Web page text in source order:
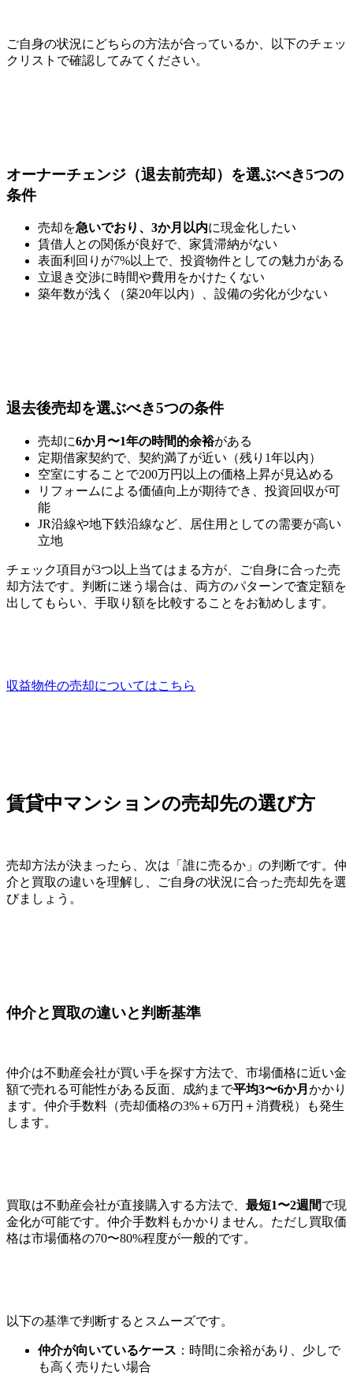
ご自身の状況にどちらの方法が合っているか、以下のチェッ
クリストで確認してみてください。
オーナーチェンジ（退去前売却）を選ぶべき5つの
条件
売却を急いでおり、3か月以内に現金化したい
賃借人との関係が良好で、家賃滞納がない
表面利回りが7%以上で、投資物件としての魅力がある
立退き交渉に時間や費用をかけたくない
築年数が浅く（築20年以内）、設備の劣化が少ない
退去後売却を選ぶべき5つの条件
売却に6か月〜1年の時間的余裕がある
定期借家契約で、契約満了が近い（残り1年以内）
空室にすることで200万円以上の価格上昇が見込める
リフォームによる価値向上が期待でき、投資回収が可
能
JR沿線や地下鉄沿線など、居住用としての需要が高い
立地
チェック項目が3つ以上当てはまる方が、ご自身に合った売
却方法です。判断に迷う場合は、両方のパターンで査定額を
出してもらい、手取り額を比較することをお勧めします。
収益物件の売却についてはこちら
賃貸中マンションの売却先の選び方
売却方法が決まったら、次は「誰に売るか」の判断です。仲
介と買取の違いを理解し、ご自身の状況に合った売却先を選
びましょう。
仲介と買取の違いと判断基準
仲介は不動産会社が買い手を探す方法で、市場価格に近い金
額で売れる可能性がある反面、成約まで平均3〜6か月 かかり
ます。仲介手数料（売却価格の3%＋6万円＋消費税）も発生
します。
買取は不動産会社が直接購入する方法で、 最短1〜2週間で現
金化が可能です。仲介手数料もかかりません。ただし買取価
格は市場価格の70〜80%程度が一般的です。
以下の基準で判断するとスムーズです。
仲介が向いているケース ：時間に余裕があり、少しで
も高く売りたい場合